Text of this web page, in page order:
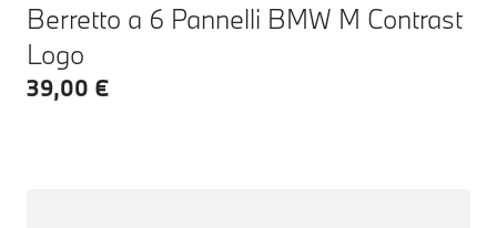
Berretto a 6 Pannelli BMW M Contrast
Logo
39,00 €